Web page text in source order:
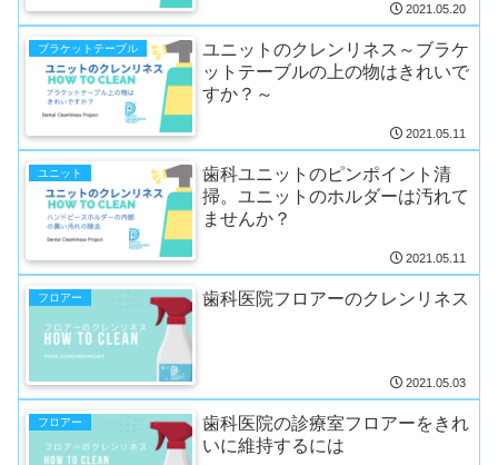
2021.05.20
ブラケットテーブル
ユニットのクレンリネス～ブラケ
ットテーブルの上の物はきれいで
すか？～
2021.05.11
ユニット
歯科ユニットのピンポイント清
掃。ユニットのホルダーは汚れて
ませんか？
2021.05.11
フロアー 歯科医院フロアーのクレンリネス
2021.05.03
フロアー
歯科医院の診療室フロアーをきれ
いに維持するには